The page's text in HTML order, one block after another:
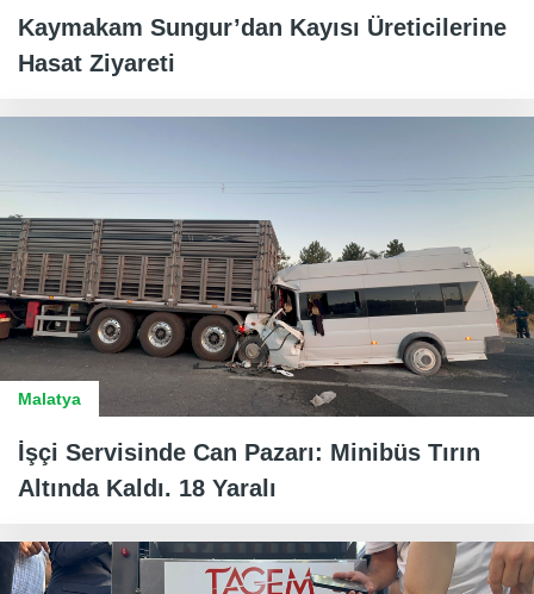
Kaymakam Sungur’dan Kayısı Üreticilerine
Hasat Ziyareti
Malatya
İşçi Servisinde Can Pazarı: Minibüs Tırın
Altında Kaldı. 18 Yaralı